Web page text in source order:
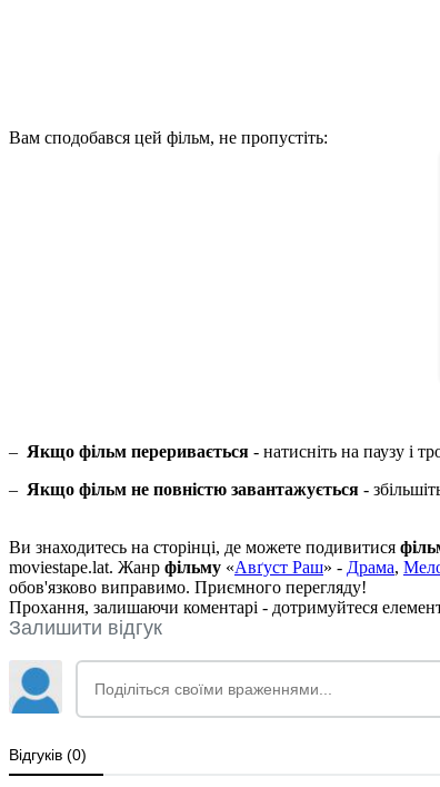
Вам сподобався цей фільм, не пропустіть:
– Якщо фільм переривається - натисніть на паузу і
– Якщо фільм не повністю завантажується -
Ви знаходитесь на сторінці, де можете подивитися
moviestape.lat. Жанр фільму «Авґуст Раш» - Драма,
обов'язково виправимо. Приємного перегляду!
Прохання, залишаючи коментарі - дотримуйтеся